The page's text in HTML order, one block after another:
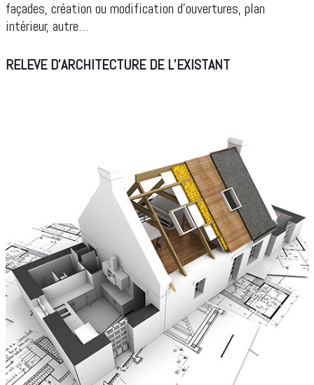
façades, création ou modification d’ouvertures, plan
intérieur, autre…
RELEVE D’ARCHITECTURE DE L’EXISTANT